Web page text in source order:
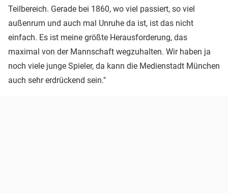
Teilbereich. Gerade bei 1860, wo viel passiert, so viel
außenrum und auch mal Unruhe da ist, ist das nicht
einfach. Es ist meine größte Herausforderung, das
maximal von der Mannschaft wegzuhalten. Wir haben ja
noch viele junge Spieler, da kann die Medienstadt München
auch sehr erdrückend sein."